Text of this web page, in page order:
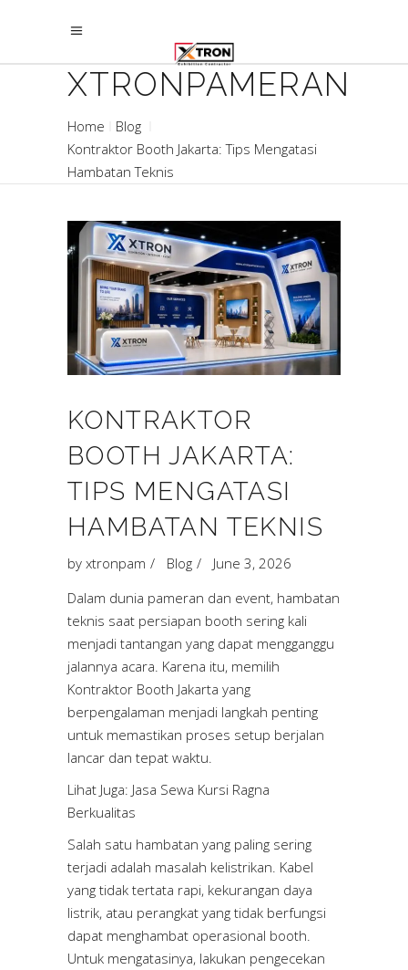
XTRONPAMERAN
Home
Blog
Kontraktor Booth Jakarta: Tips Mengatasi
Hambatan Teknis
KONTRAKTOR
BOOTH JAKARTA:
TIPS MENGATASI
HAMBATAN TEKNIS
by xtronpam Blog
June 3, 2026
Dalam dunia pameran dan event, hambatan
teknis saat persiapan booth sering kali
menjadi tantangan yang dapat mengganggu
jalannya acara. Karena itu, memilih
Kontraktor Booth Jakarta yang
berpengalaman menjadi langkah penting
untuk memastikan proses setup berjalan
lancar dan tepat waktu.
Lihat Juga: Jasa Sewa Kursi Ragna
Berkualitas
Salah satu hambatan yang paling sering
terjadi adalah masalah kelistrikan. Kabel
yang tidak tertata rapi, kekurangan daya
listrik, atau perangkat yang tidak berfungsi
dapat menghambat operasional booth.
Untuk mengatasinya, lakukan pengecekan